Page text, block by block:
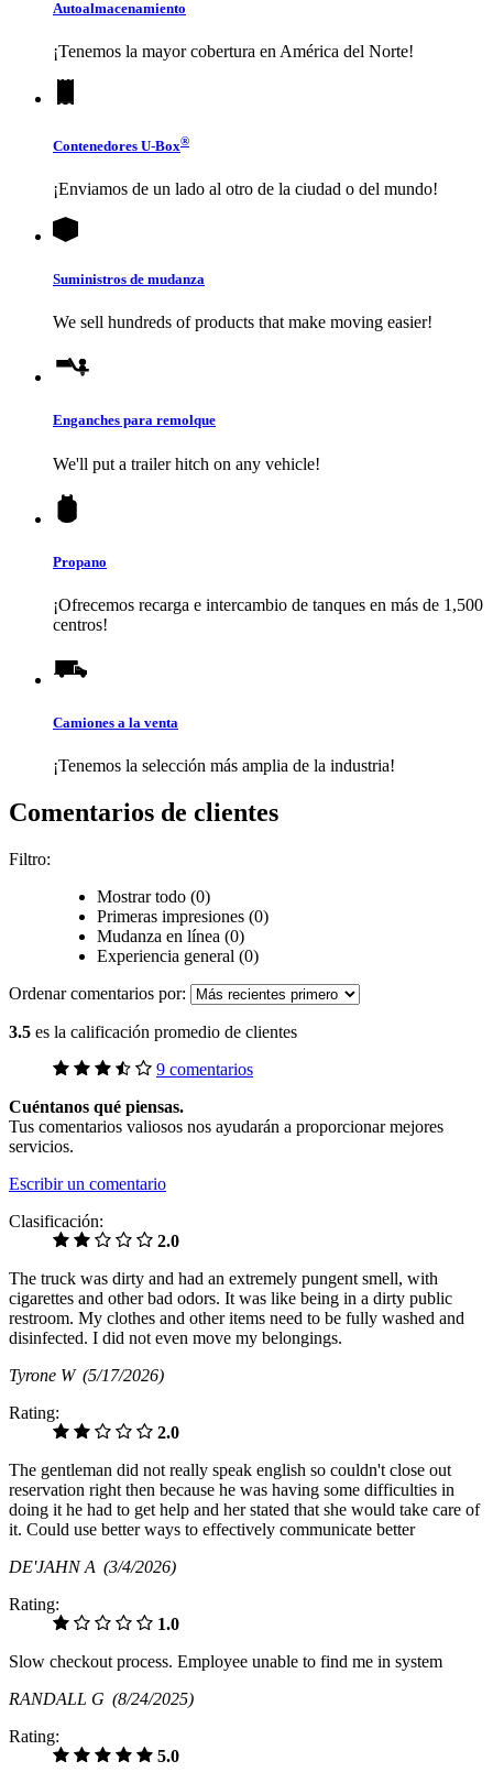
Autoalmacenamiento
¡Tenemos la mayor cobertura en América del Norte!
Contenedores U-Box®
¡Enviamos de un lado al otro de la ciudad o del mundo!
Suministros de mudanza
We sell hundreds of products that make moving easier!
Enganches para remolque
We'll put a trailer hitch on any vehicle!
Propano
¡Ofrecemos recarga e intercambio de tanques en más de 1,500
centros!
Camiones a la venta
¡Tenemos la selección más amplia de la industria!
Comentarios de clientes
Filtro:
Mostrar todo (0)
Primeras impresiones (0)
Mudanza en línea (0)
Experiencia general (0)
Ordenar comentarios por:
3.5 es la calificación promedio de clientes
9 comentarios
Cuéntanos qué piensas.
Tus comentarios valiosos nos ayudarán a proporcionar mejores
servicios.
Escribir un comentario
Clasificación:
2.0
The truck was dirty and had an extremely pungent smell, with
cigarettes and other bad odors. It was like being in a dirty public
restroom. My clothes and other items need to be fully washed and
disinfected. I did not even move my belongings.
Tyrone W (5/17/2026)
Rating:
2.0
The gentleman did not really speak english so couldn't close out
reservation right then because he was having some difficulties in
doing it he had to get help and her stated that she would take care of
it. Could use better ways to effectively communicate better
DE'JAHN A (3/4/2026)
Rating:
1.0
Slow checkout process. Employee unable to find me in system
RANDALL G (8/24/2025)
Rating:
5.0